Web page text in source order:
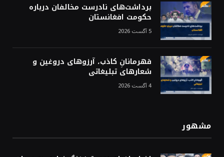
برداشت‌های نادرست مخالفان درباره
حکومت افغانستان
5 آگست 2026
قهرمانانِ کاذب، آرزوهای دروغین و
شعارهای تبلیغاتی
4 آگست 2026
مشهور